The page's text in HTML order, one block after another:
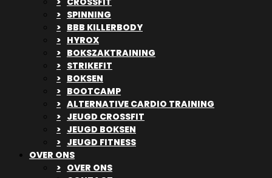
SPINNING
BBB KILLERBODY
HYROX
BOKSZAKTRAINING
STRIKEFIT
BOKSEN
BOOTCAMP
ALTERNATIVE CARDIO TRAINING
JEUGD CROSSFIT
JEUGD BOKSEN
JEUGD FITNESS
OVER ONS
OVER ONS